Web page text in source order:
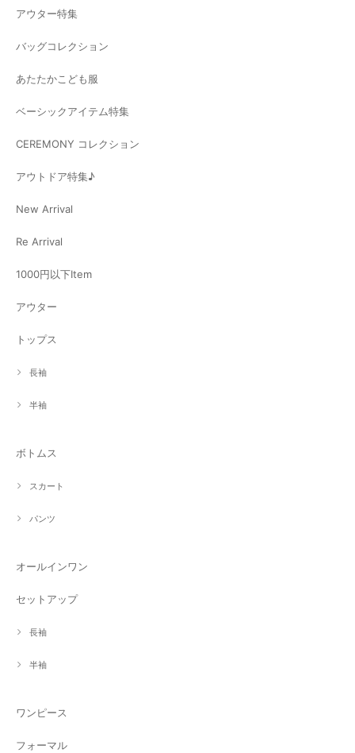
アウター特集
バッグコレクション
あたたかこども服
ベーシックアイテム特集
CEREMONY コレクション
アウトドア特集♪
New Arrival
Re Arrival
1000円以下Item
アウター
トップス
長袖
半袖
ボトムス
スカート
パンツ
オールインワン
セットアップ
長袖
半袖
ワンピース
フォーマル